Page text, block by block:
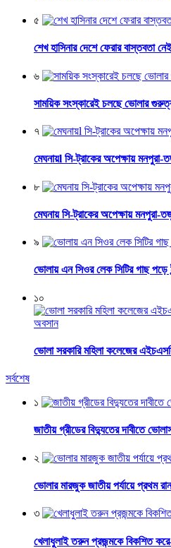
৫
শেখ হাসিনার দেশে ফেরার বাস্তবতা
৬
সাময়িক সংস্কারেই চলছে ভোলার
৭
মেঘনায়l সি-ট্রাকের অপেক্ষায় মনপুরা-
৮
মেঘনায় সি-ট্রাকের অপেক্ষায় মনপুরা-
৯
ভোলায় এন সিওর লেক সিটির গাছ পড়ে
১০
ভোলা সরকারি মহিলা কলেজের
সর্বশেষ
১
জাতীয় গ্রীডের বিদ্যুতের দাবীতে
২
ভোলার মারজুক জাতীয় পর্যায়ে প্রথম
৩
খেলাধুলাই তরুন প্রজন্মকে বিকশিত